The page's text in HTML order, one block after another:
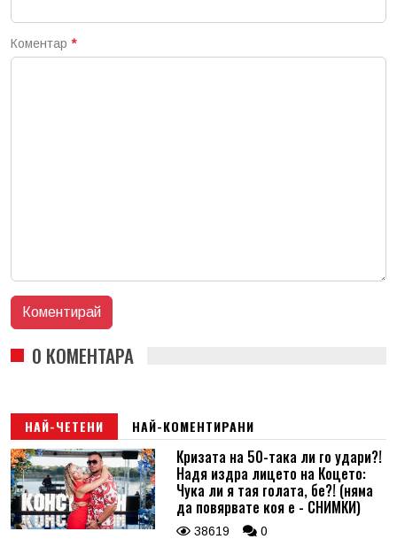
Коментар *
0 КОМЕНТАРА
НАЙ-ЧЕТЕНИ НАЙ-КОМЕНТИРАНИ
Кризата на 50-така ли го удари?!
Надя издра лицето на Коцето:
Чука ли я тая голата, бе?! (няма
да повярвате коя е - СНИМКИ)
38619 0